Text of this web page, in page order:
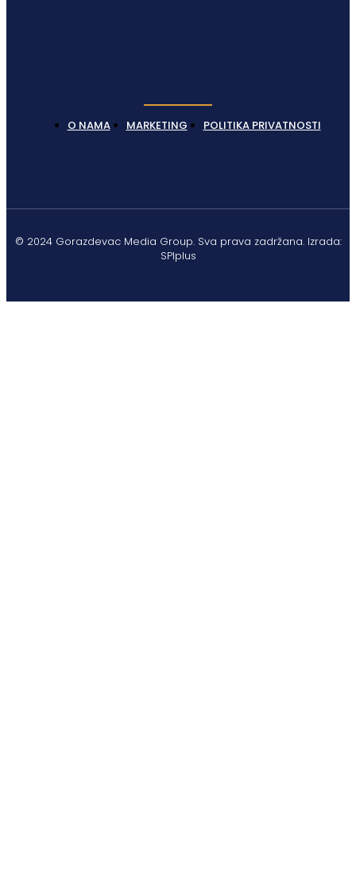
O NAMA MARKETING POLITIKA PRIVATNOSTI
© 2024 Gorazdevac Media Group. Sva prava zadržana. Izrada:
SPIplus